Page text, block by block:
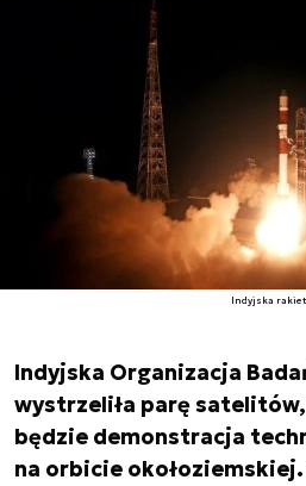
Indyjska
Indyjska Organizacja
wystrzeliła parę
będzie demonstracja
na orbicie